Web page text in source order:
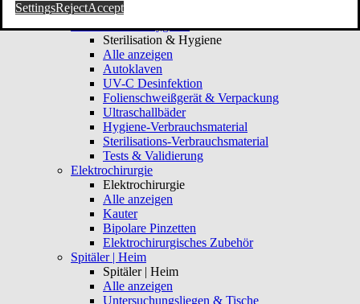
Gynäkologie-Verbrauchsmaterial
Sterilisation & Hygiene
Sterilisation & Hygiene
Alle anzeigen
Autoklaven
UV-C Desinfektion
Folienschweißgerät & Verpackung
Ultraschallbäder
Hygiene-Verbrauchsmaterial
Sterilisations-Verbrauchsmaterial
Tests & Validierung
Elektrochirurgie
Elektrochirurgie
Alle anzeigen
Kauter
Bipolare Pinzetten
Elektrochirurgisches Zubehör
Spitäler | Heim
Spitäler | Heim
Alle anzeigen
Untersuchungsliegen & Tische
SettingsRejectAccept